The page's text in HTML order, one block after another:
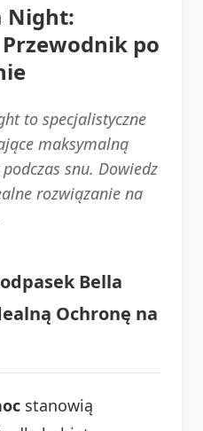
Night:
po
to specjalistyczne
maksymalną
snu. Dowiedz
rozwiązanie na
Bella
Ochronę na
stanowią